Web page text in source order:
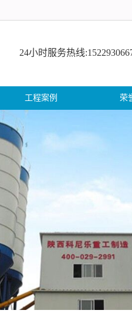
24小时服务热线
工程案例 荣